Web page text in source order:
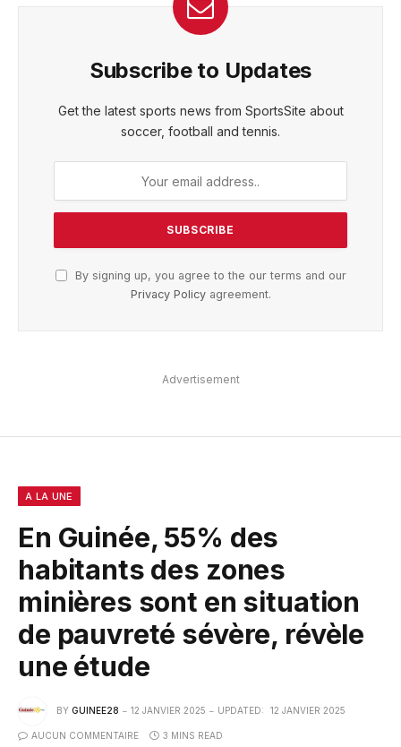
Subscribe to Updates
Get the latest sports news from SportsSite about
soccer, football and tennis.
By signing up, you agree to the our terms and our
Privacy Policyagreement.
Advertisement
A LA UNE
En Guinée, 55% des
habitants des zones
minières sont en situation
de pauvreté sévère, révèle
une étude
BY GUINEE28 12 JANVIER 2025 UPDATED: 12 JANVIER 2025
AUCUN COMMENTAIRE 3 MINS READ